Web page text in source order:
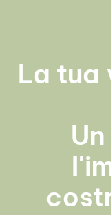
La tua